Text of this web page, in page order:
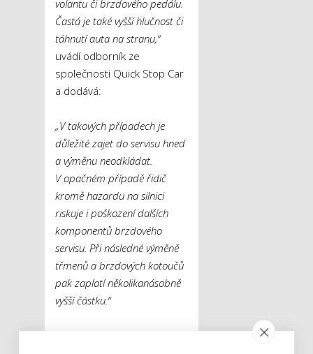
volantu či brzdového pedálu.
Častá je také vyšší hlučnost či
táhnutí auta na stranu,“
uvádí odborník ze
společnosti Quick Stop Car
a dodává:
„V takových případech je
důležité zajet do servisu hned
a výměnu neodkládat.
V opačném případě řidič
kromě hazardu na silnici
riskuje i poškození dalších
komponentů brzdového
servisu. Při následné výměně
třmenů a brzdových kotoučů
pak zaplatí několikanásobně
vyšší částku.“